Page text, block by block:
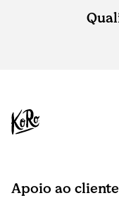
Apoio ao cliente